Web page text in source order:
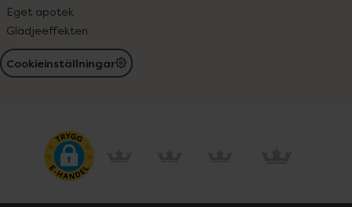
Eget apotek
Glädjeeffekten
Cookieinställningar